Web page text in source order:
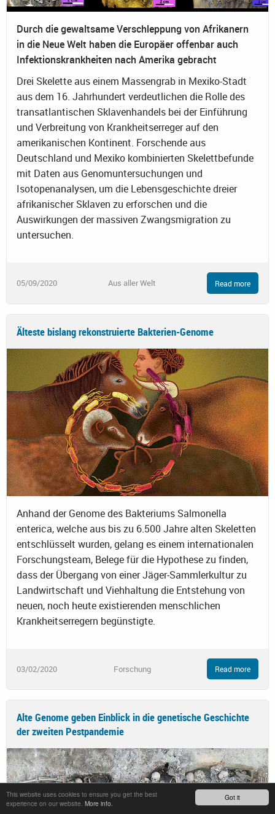
Got it
This website uses cookies to ensure you get the best
experience on our website. More info.
Durch die gewaltsame Verschleppung von Afrikanern
in die Neue Welt haben die Europäer offenbar auch
Infektionskrankheiten nach Amerika gebracht
Drei Skelette aus einem Massengrab in Mexiko-Stadt
aus dem 16. Jahrhundert verdeutlichen die Rolle des
transatlantischen Sklavenhandels bei der Einführung
und Verbreitung von Krankheitserreger auf den
amerikanischen Kontinent. Forschende aus
Deutschland und Mexiko kombinierten Skelettbefunde
mit Daten aus Genomuntersuchungen und
Isotopenanalysen, um die Lebensgeschichte dreier
afrikanischer Sklaven zu erforschen und die
Auswirkungen der massiven Zwangsmigration zu
untersuchen.
05/09/2020 Aus aller Welt Read more
Älteste bislang rekonstruierte Bakterien-Genome
Anhand der Genome des Bakteriums Salmonella
enterica, welche aus bis zu 6.500 Jahre alten Skeletten
entschlüsselt wurden, gelang es einem internationalen
Forschungsteam, Belege für die Hypothese zu finden,
dass der Übergang von einer Jäger-Sammlerkultur zu
Landwirtschaft und Viehhaltung die Entstehung von
neuen, noch heute existierenden menschlichen
Krankheitserregern begünstigte.
03/02/2020 Forschung Read more
Alte Genome geben Einblick in die genetische Geschichte
der zweiten Pestpandemie